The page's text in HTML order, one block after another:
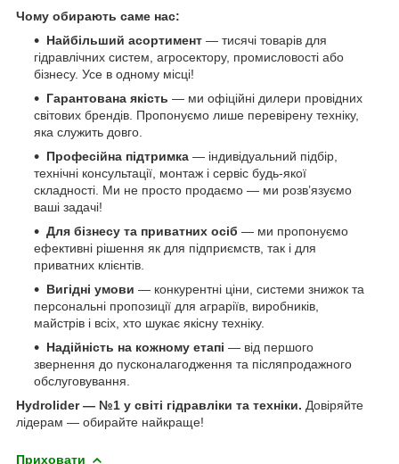
Чому обирають саме нас:
Найбільший асортимент — тисячі товарів для
гідравлічних систем, агросектору, промисловості або
бізнесу. Усе в одному місці!
Гарантована якість — ми офіційні дилери провідних
світових брендів. Пропонуємо лише перевірену техніку,
яка служить довго.
Професійна підтримка — індивідуальний підбір,
технічні консультації, монтаж і сервіс будь-якої
складності. Ми не просто продаємо — ми розв’язуємо
ваші задачі!
Для бізнесу та приватних осіб — ми пропонуємо
ефективні рішення як для підприємств, так і для
приватних клієнтів.
Вигідні умови — конкурентні ціни, системи знижок та
персональні пропозиції для аграріїв, виробників,
майстрів і всіх, хто шукає якісну техніку.
Надійність на кожному етапі — від першого
звернення до пусконалагодження та післяпродажного
обслуговування.
Hydrolider — №1 у світі гідравліки та техніки. Довіряйте
лідерам — обирайте найкраще!
Приховати